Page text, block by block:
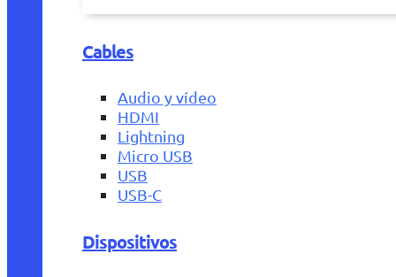
Cables
Audio y vídeo
HDMI
Lightning
Micro USB
USB
USB-C
Dispositivos